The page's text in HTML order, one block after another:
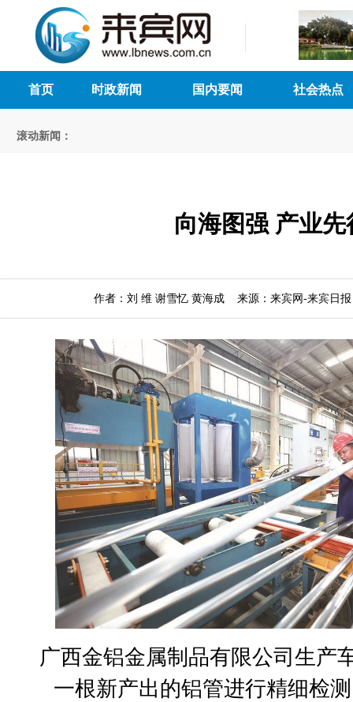
首页 时政新闻 国内要闻 社会热点
滚动新闻：
向海图强 产业先
作者：刘 维 谢雪忆 黄海成 来源：来宾网-来宾日
广西金铝金属制品有限公司生产
一根新产出的铝管进行精细检